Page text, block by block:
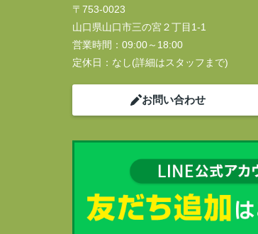
〒753-0023
山口県山口市三の宮２丁目1-1
営業時間： 09:00～18:00
定休日： なし(詳細はスタッフまで)
お問い合わせ